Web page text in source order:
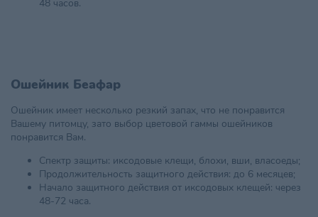
48 часов.
Ошейник Беафар
Ошейник имеет несколько резкий запах, что не понравится
Вашему питомцу, зато выбор цветовой гаммы ошейников
понравится Вам.
Спектр защиты: иксодовые клещи, блохи, вши, власоеды;
Продолжительность защитного действия: до 6 месяцев;
Начало защитного действия от иксодовых клещей: через
48-72 часа.